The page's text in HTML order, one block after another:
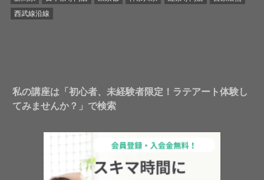
西武線沿線
私の講座は「初心者、未経験者限定！ラテアート体験し
てみませんか？」で検索